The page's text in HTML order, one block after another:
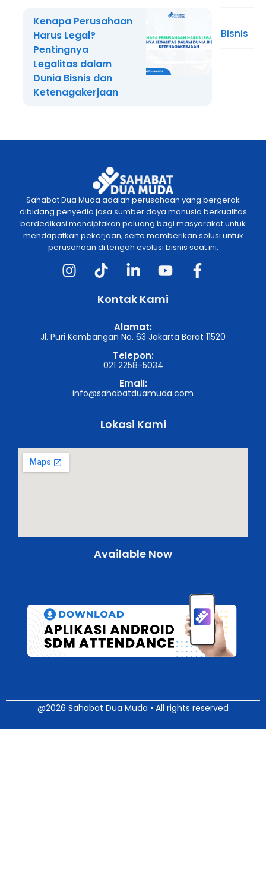
Kenapa Perusahaan
Harus Legal?
Pentingnya
Legalitas dalam
Dunia Bisnis dan
Ketenagakerjaan
Bisnis
Sahabat Dua Muda adalah perusahaan yang bergerak
dibidang penyedia jasa sumber daya manusia berkualitas
berdedikasi menciptakan peluang bagi masyarakat untuk
mendapatkan pekerjaan, serta memberikan solusi untuk
perusahaan di tengah evolusi bisnis saat ini.
Kontak Kami
Alamat:
Jl. Puri Kembangan No. 63 Jakarta Barat 11520
Telepon:
021 2258-5034
Email:
info@sahabatduamuda.com
Lokasi Kami
Available Now
@2026 Sahabat Dua Muda • All rights reserved